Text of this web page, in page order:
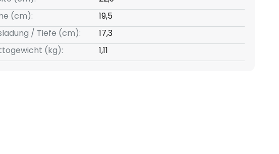
(cm):
19,5
/ Tiefe (cm):
17,3
(kg):
1,11